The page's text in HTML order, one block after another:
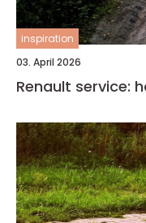
inspiration
03. April 2026
Renault service: